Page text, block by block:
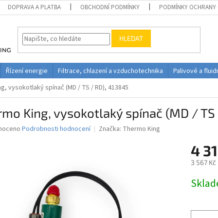
DOPRAVA A PLATBA OBCHODNÍ PODMÍNKY PODMÍNKY OCHRANY
HLEDAT
Řízení energie Filtrace, chlazení a vzduchotechnika Palivové a
vysokotlaký spínač (MD / TS / RD), 413845
King, vysokotlaký spínač (MD / TS
Podrobnosti hodnocení Značka: Thermo King
4
3 567 Kč
cena: